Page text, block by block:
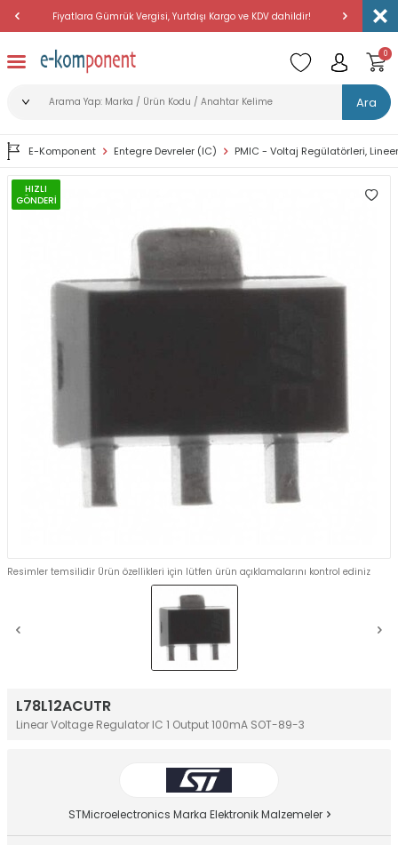
Fiyatlara Gümrük Vergisi, Yurtdışı Kargo ve KDV dahildir!
Ara
0
E-Komponent Entegre Devreler (IC) PMIC - Voltaj Regülatörleri, Lineer
L78L12ACUTR
Linear Voltage Regulator IC 1 Output 100mA SOT-89-3
HIZLI
GÖNDERİ
Resimler temsilidir Ürün özellikleri için lütfen ürün açıklamalarını kontrol ediniz
STMicroelectronics Marka Elektronik Malzemeler